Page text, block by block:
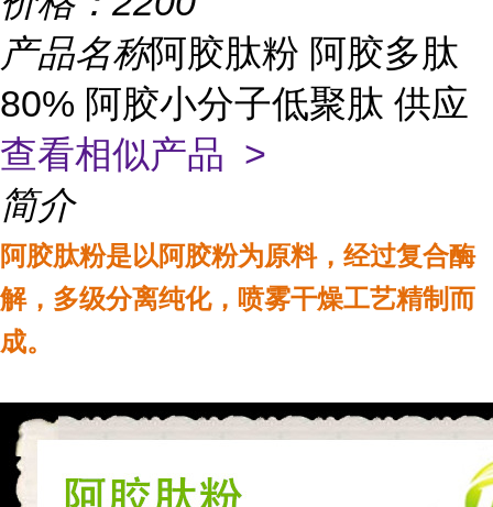
产品名称阿胶肽粉 阿胶多肽
80% 阿胶小分子低聚肽 供应
查看相似产品 >
简介
阿胶肽粉是以阿胶粉为原料，经过复合酶
解，多级分离纯化，喷雾干燥工艺精制而
成。